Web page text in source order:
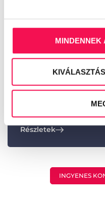
MINDENNEK
A Shiraz Hotel Egerszalók
Részletek
INGYENES